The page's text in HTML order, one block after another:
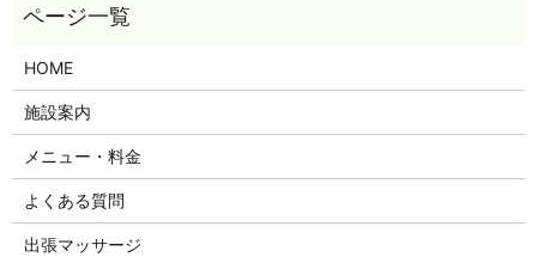
HOME
施設案内
メニュー・料金
よくある質問
出張マッサージ